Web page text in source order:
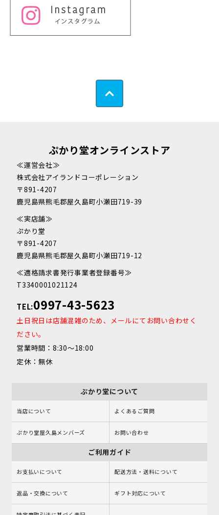
ぷかり堂オンラインストア
≪運営会社≫
株式会社アイランドコーポレーション
〒891-4207
鹿児島県熊毛郡屋久島町小瀬田719-39
≪実店舗≫
ぷかり堂
〒891-4207
鹿児島県熊毛郡屋久島町小瀬田719-12
≪適格請求書発行事業者登録番号≫
T3340001021124
TEL:0997-43-5623
土日祝日は店舗混雑のため、メールにてお問い合わせく
ださい。
営業時間：8:30～18:00
定休：無休
ぷかり堂について
当店について よくあるご質問
ぷかり堂屋久島メンバーズ お問い合わせ
ご利用ガイド
お支払いについて 配送方法・送料について
返品・交換について ギフト対応について